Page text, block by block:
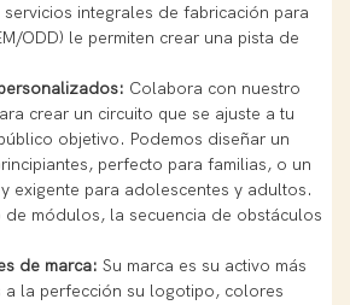
integrales de fabricación para
ODD) le permiten crear una pista de
Colabora con nuestro
crear un circuito que se ajuste a tu
objetivo. Podemos diseñar un
perfecto para familias, o un
exigente para adolescentes y adultos.
de módulos, la secuencia de obstáculos
de marca: Su marca es su activo más
a la perfección su logotipo, colores